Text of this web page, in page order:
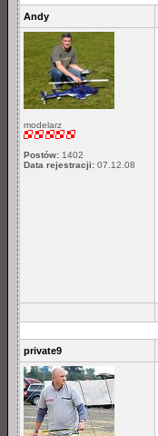
Andy
modelarz
Postów: 1402
Data rejestracji: 07.12.08
private9